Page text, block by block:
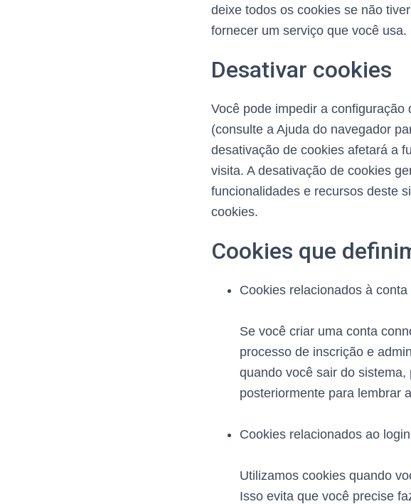
deixe todos os cookies se não
fornecer um serviço que você usa.
Desativar cookies
Você pode impedir a
(consulte a Ajuda do navegador
desativação de cookies afetará a
visita. A desativação de cookies
funcionalidades e recursos deste
cookies.
Cookies que
Cookies relacionados à conta
Se você criar uma conta
processo de inscrição e
quando você sair do
posteriormente para lembrar
Cookies relacionados ao login
Utilizamos cookies quando
Isso evita que você precise